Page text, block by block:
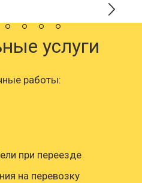
услуги
работы:
при переезде
на перевозку